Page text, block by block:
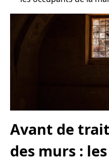
Avant de
des murs :